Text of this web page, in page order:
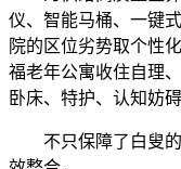
仪、智能马桶、一键
院的区位劣势取个性
福老年公寓收住自理
卧床、特护、认知妨
不只保障了白叟的